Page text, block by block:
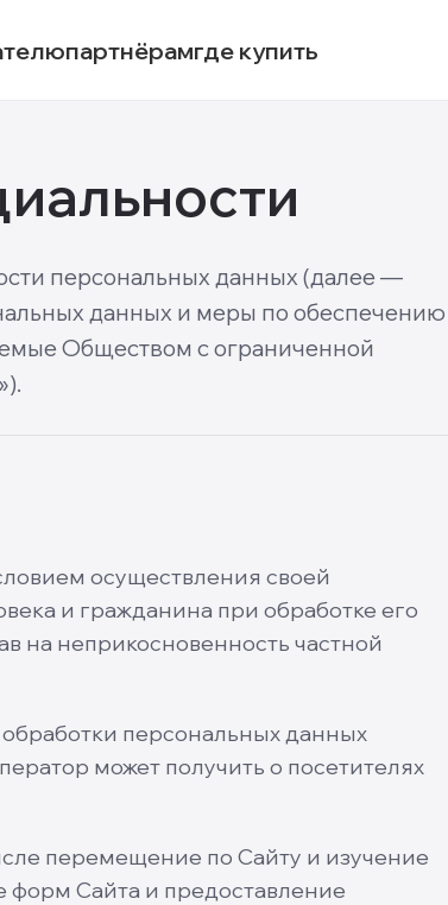
партнёрамгде купить
персональных данных (далее —
данных и меры по обеспечению
Обществом с ограниченной
осуществления своей
и гражданина при обработке его
на неприкосновенность частной
персональных данных
может получить о посетителях
перемещение по Сайту и изучение
Сайта и предоставление